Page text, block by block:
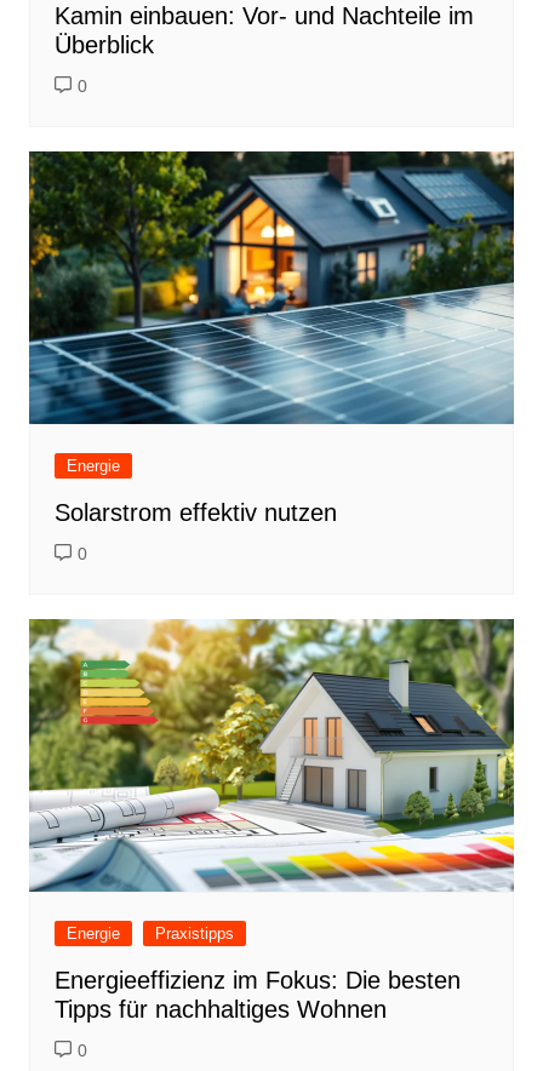
Kamin einbauen: Vor- und Nachteile im
Überblick
0
Energie
Solarstrom effektiv nutzen
0
Energie Praxistipps
Energieeffizienz im Fokus: Die besten
Tipps für nachhaltiges Wohnen
0